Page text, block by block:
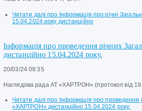
Читати далі про Інформація про річні
15.04.2024 року дистанційно
Інформація про проведення річних
дистанційно 15.04.2024 року.
20/03/24 09:35
Наглядова рада АТ «ХАРТРОН» (протокол від
Читати далі про Інформація про проведення
«ХАРТРОН» дистанційно 15.04.2024 року.